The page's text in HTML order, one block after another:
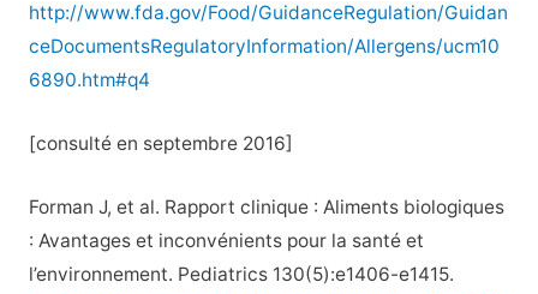
http://www.fda.gov/Food/GuidanceRegulation/Guidan
ceDocumentsRegulatoryInformation/Allergens/ucm10
6890.htm#q4
[consulté en septembre 2016]
Forman J, et al. Rapport clinique : Aliments biologiques
: Avantages et inconvénients pour la santé et
l’environnement. Pediatrics 130(5):e1406-e1415.